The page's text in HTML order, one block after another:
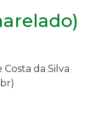
da Silva
)